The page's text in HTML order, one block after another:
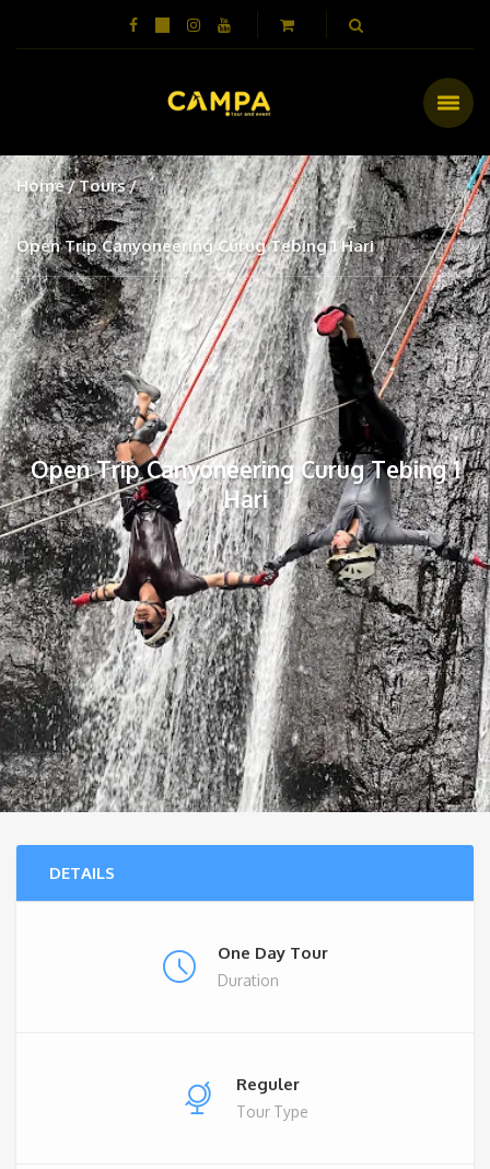
Home Tours
Open Trip Canyoneering Curug Tebing 1 Hari
Open Trip Canyoneering Curug Tebing 1
Hari
DETAILS
One Day Tour
Duration
Reguler
Tour Type